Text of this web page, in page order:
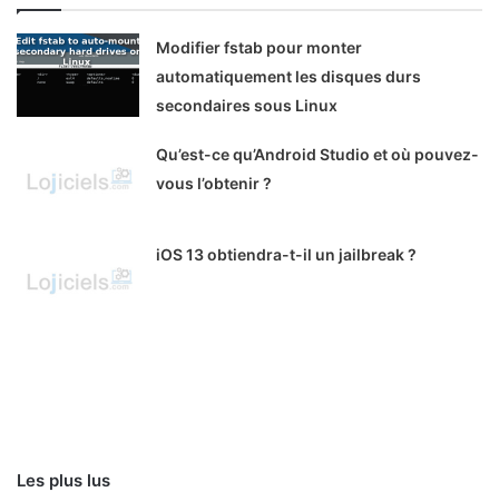
Modifier fstab pour monter
automatiquement les disques durs
secondaires sous Linux
Qu’est-ce qu’Android Studio et où pouvez-
vous l’obtenir ?
iOS 13 obtiendra-t-il un jailbreak ?
Les plus lus